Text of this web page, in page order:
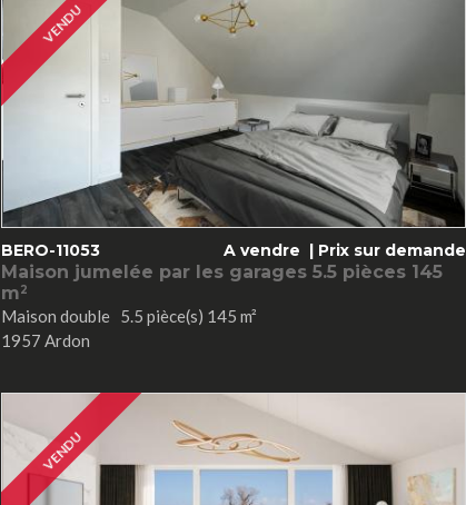
VENDU
BERO-11053 A vendre | Prix sur demande
Maison jumelée par les garages 5.5 pièces 145
m2
Maison double 5.5 pièce(s) 145 m²
1957 Ardon
VENDU